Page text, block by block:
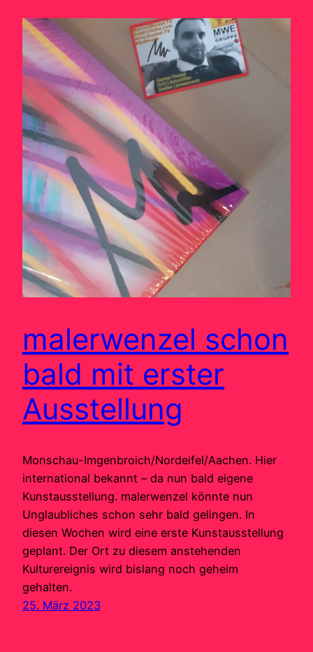
malerwenzel schon
bald mit erster
Ausstellung
Monschau-Imgenbroich/Nordeifel/Aachen. Hier
international bekannt – da nun bald eigene
Kunstausstellung. malerwenzel könnte nun
Unglaubliches schon sehr bald gelingen. In
diesen Wochen wird eine erste Kunstausstellung
geplant. Der Ort zu diesem anstehenden
Kulturereignis wird bislang noch geheim
gehalten.
25. März 2023